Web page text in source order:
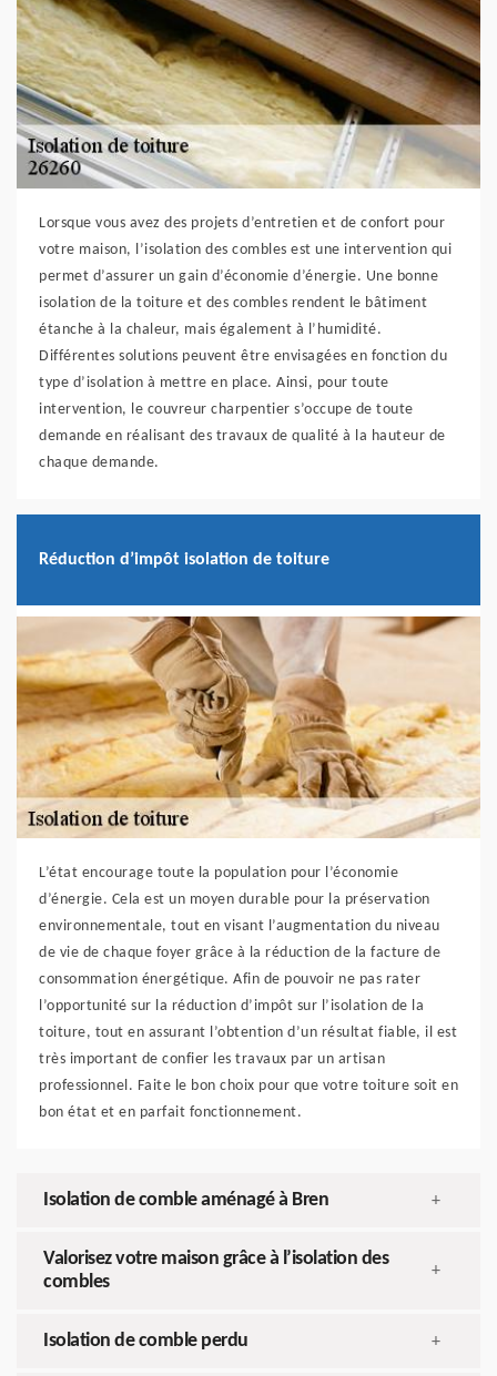
Lorsque vous avez des projets d’entretien et de confort pour
votre maison, l’isolation des combles est une intervention qui
permet d’assurer un gain d’économie d’énergie. Une bonne
isolation de la toiture et des combles rendent le bâtiment
étanche à la chaleur, mais également à l’humidité.
Différentes solutions peuvent être envisagées en fonction du
type d’isolation à mettre en place. Ainsi, pour toute
intervention, le couvreur charpentier s’occupe de toute
demande en réalisant des travaux de qualité à la hauteur de
chaque demande.
Réduction d’impôt isolation de toiture
L’état encourage toute la population pour l’économie
d’énergie. Cela est un moyen durable pour la préservation
environnementale, tout en visant l’augmentation du niveau
de vie de chaque foyer grâce à la réduction de la facture de
consommation énergétique. Afin de pouvoir ne pas rater
l’opportunité sur la réduction d’impôt sur l’isolation de la
toiture, tout en assurant l’obtention d’un résultat fiable, il est
très important de confier les travaux par un artisan
professionnel. Faite le bon choix pour que votre toiture soit en
bon état et en parfait fonctionnement.
Isolation de comble aménagé à Bren +
Valorisez votre maison grâce à l’isolation des
combles
+
Isolation de comble perdu +